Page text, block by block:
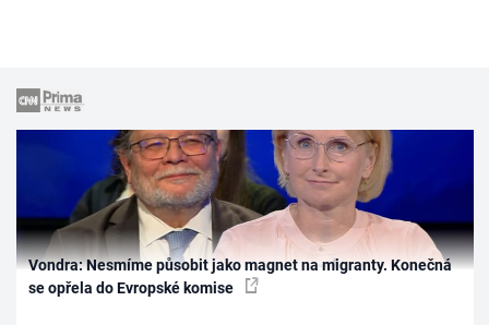
Vondra: Nesmíme působit jako magnet na migranty. Konečná
se opřela do Evropské komise